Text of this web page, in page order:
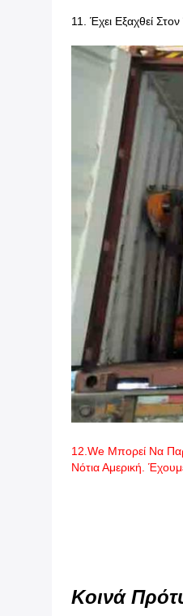
11. Έχει Εξαχθεί
12.We Μπορεί Να
Νότια Αμερική.
Κοινά